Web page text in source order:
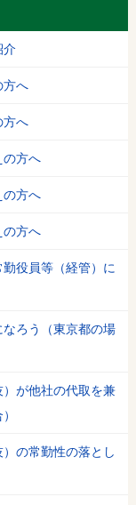
介
方へ
方へ
の方へ
の方へ
の方へ
役員等（経管）に
ろう（東京都の場
が他社の代取を兼
の常勤性の落とし